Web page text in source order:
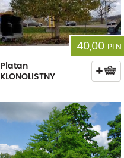
40,00 PLN
Platan
KLONOLISTNY